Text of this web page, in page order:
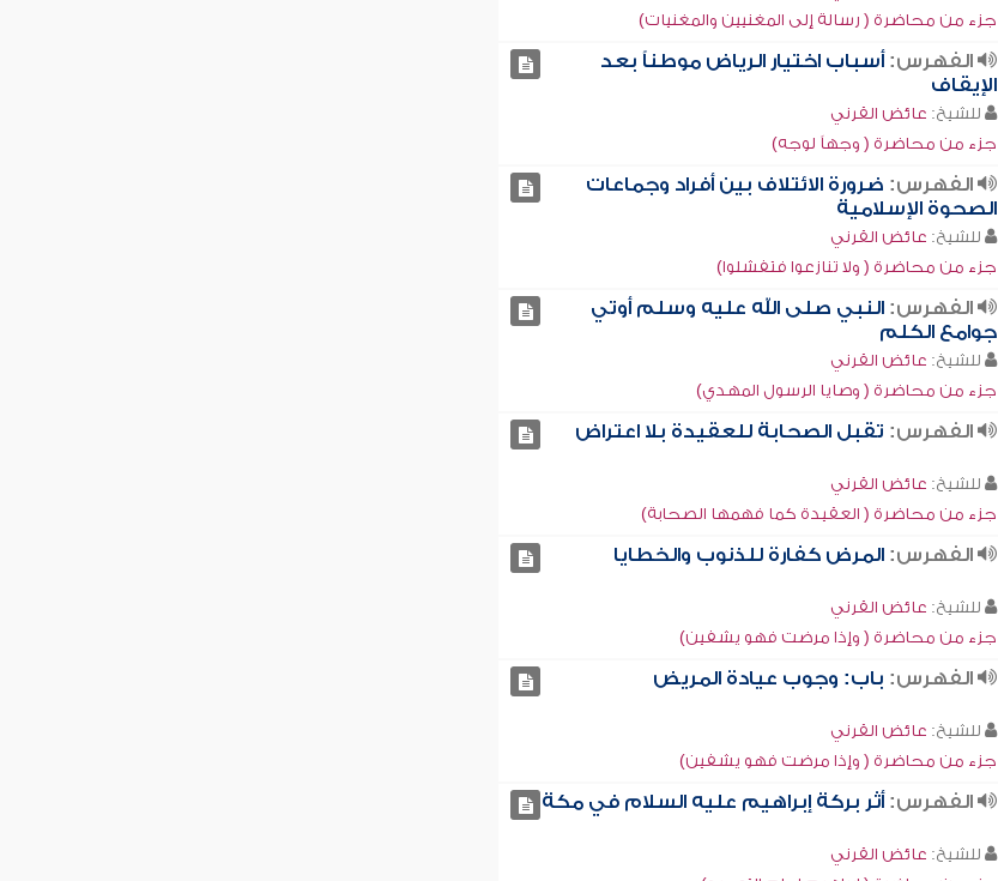
جزء من محاضرة ( رسالة إلى المغنيين والمغنيات)
الفهرس: أسباب اختيار الرياض موطناً بعد
الإيقاف
للشيخ: عائض القرني
جزء من محاضرة ( وجهاً لوجه)
الفهرس: ضرورة الائتلاف بين أفراد وجماعات
الصحوة الإسلامية
للشيخ: عائض القرني
جزء من محاضرة ( ولا تنازعوا فتفشلوا)
الفهرس: النبي صلى الله عليه وسلم أوتي
جوامع الكلم
للشيخ: عائض القرني
جزء من محاضرة ( وصايا الرسول المهدي)
الفهرس: تقبل الصحابة للعقيدة بلا اعتراض
للشيخ: عائض القرني
جزء من محاضرة ( العقيدة كما فهمها الصحابة)
الفهرس: المرض كفارة للذنوب والخطايا
للشيخ: عائض القرني
جزء من محاضرة ( وإذا مرضت فهو يشفين)
الفهرس: باب: وجوب عيادة المريض
للشيخ: عائض القرني
جزء من محاضرة ( وإذا مرضت فهو يشفين)
الفهرس: أثر بركة إبراهيم عليه السلام في مكة
للشيخ: عائض القرني